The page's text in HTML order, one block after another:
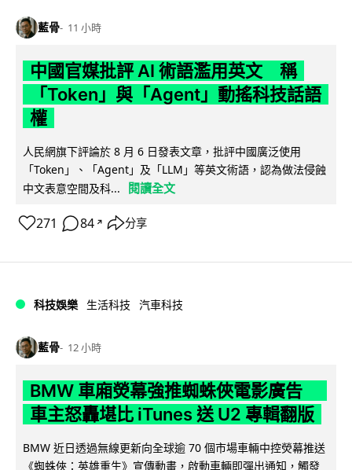
藍骨 11 小時
中國官媒批評 AI 術語濫用英文 稱
「Token」與「Agent」動搖科技話語
權
人民網旗下評論於 8 月 6 日發表文章，批評中國廣泛使用
「Token」、「Agent」及「LLM」等英文術語，認為做法侵蝕
中文表意空間及科...
閱讀全文
271 84 ↗ 分享
科技娛樂 生活科技 汽車科技
藍骨 12 小時
BMW 車廂熒幕強推蜘蛛俠電影廣告
車主怒轟堪比 iTunes 送 U2 專輯翻版
BMW 近日透過無線更新向全球逾 70 個市場車輛中控熒幕推送
《蜘蛛俠：英雄重生》宣傳動畫，啟動車輛即彈出通知，觸發